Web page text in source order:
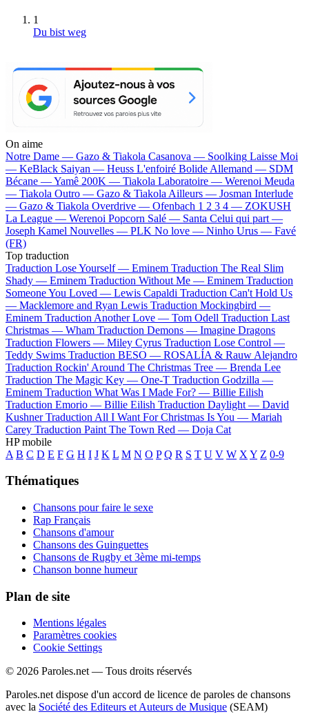
1
Du bist weg
On aime
Notre Dame — Gazo & Tiakola Casanova — Soolking Laisse Moi
— KeBlack Saiyan — Heuss L'enfoiré Bolide Allemand — SDM
Bécane —Yamê 200K — Tiakola Laboratoire — Werenoi Meuda
— Tiakola Outro — Gazo & Tiakola Ailleurs — Josman Interlude
— Gazo & Tiakola Overdrive — Ofenbach 1 2 3 4 — ZOKUSH
La League — Werenoi Popcorn Salé — Santa Celui qui part —
Joseph Kamel Nouvelles — PLK No love — Ninho Urus — Favé
(FR)
Top traduction
Traduction Lose Yourself — Eminem Traduction The Real Slim
Shady — Eminem Traduction Without Me — Eminem Traduction
Someone You Loved — Lewis Capaldi Traduction Can't Hold Us
— Macklemore and Ryan Lewis Traduction Mockingbird —
Eminem Traduction Another Love — Tom Odell Traduction Last
Christmas — Wham Traduction Demons — Imagine Dragons
Traduction Flowers — Miley Cyrus Traduction Lose Control —
Teddy Swims Traduction BESO — ROSALÍA & Rauw Alejandro
Traduction Rockin' Around The Christmas Tree — Brenda Lee
Traduction The Magic Key — One-T Traduction Godzilla —
Eminem Traduction What Was I Made For? — Billie Eilish
Traduction Emorio — Billie Eilish Traduction Daylight — David
Kushner Traduction All I Want For Christmas Is You — Mariah
Carey Traduction Paint The Town Red — Doja Cat
HP mobile
A B C D E F G H I J K L M N O P Q R S T U V W X Y Z 0-9
Thématiques
Chansons pour faire le sexe
Rap Français
Chansons d'amour
Chansons des Guinguettes
Chansons de Rugby et 3ème mi-temps
Chanson bonne humeur
Plan de site
Mentions légales
Paramètres cookies
Cookie Settings
© 2026 Paroles.net — Tous droits réservés
Paroles.net dispose d'un accord de licence de paroles de chansons
avec la Société des Editeurs et Auteurs de Musique (SEAM)